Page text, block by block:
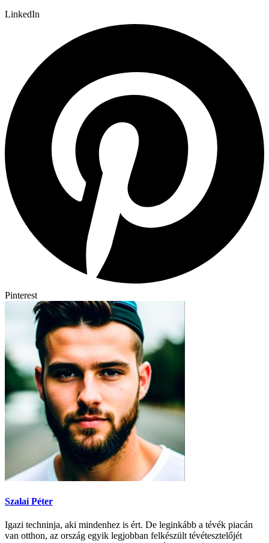
LinkedIn
Pinterest
Szalai Péter
Igazi techninja, aki mindenhez is ért. De leginkább a tévék piacán
van otthon, az ország egyik legjobban felkészült tévétesztelőjét